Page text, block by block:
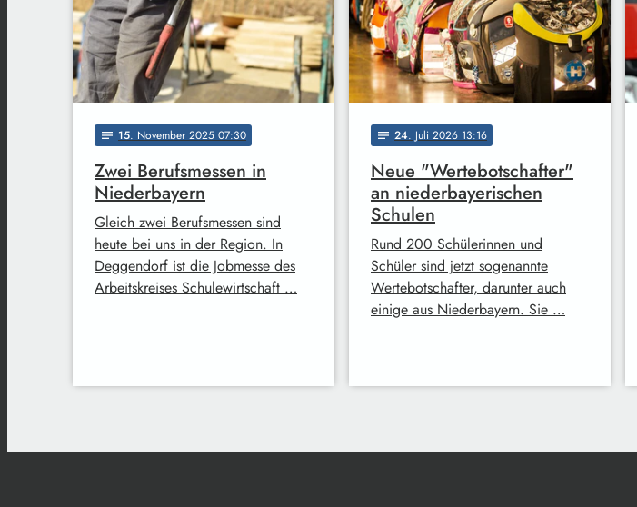
notes 15. November 2025 07:30
Zwei Berufsmessen in
Niederbayern
Gleich zwei Berufsmessen sind
heute bei uns in der Region. In
Deggendorf ist die Jobmesse des
Arbeitskreises Schulewirtschaft …
notes 24. Juli 2026 13:16
Neue "Wertebotschafter"
an niederbayerischen
Schulen
Rund 200 Schülerinnen und
Schüler sind jetzt sogenannte
Wertebotschafter, darunter auch
einige aus Niederbayern. Sie …